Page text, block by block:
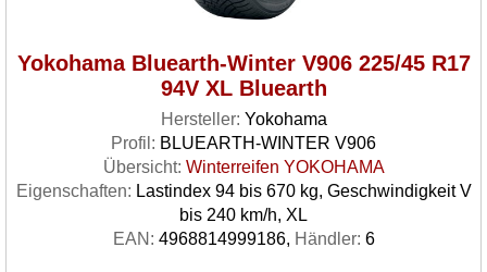
Yokohama Bluearth-Winter V906 225/45 R17
94V XL Bluearth
Hersteller: Yokohama
Profil: BLUEARTH-WINTER V906
Übersicht: Winterreifen YOKOHAMA
Eigenschaften: Lastindex 94 bis 670 kg, Geschwindigkeit V
bis 240 km/h, XL
EAN: 4968814999186, Händler: 6